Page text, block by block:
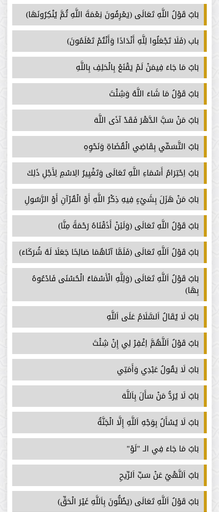
بَابٌ قَوْلُ اللَّهِ تَعَالَى (يَعْرِفُونَ نِعْمَةَ اللَّهِ ثُمَّ يُنْكِرُونَهَا)
باب (فَلَا تَجْعَلُوا لِلَّهِ أَنْدَادًا وَأَنْتُمْ تَعْلَمُونَ)
بَابٌ مَا جَاءَ فِيمَنْ لَمْ يَقْنَعْ بِالْحَلِفِ بِاللَّهِ
بَابٌ قَوْلُ مَا شَاءَ اللَّهُ وَشِئْتَ
بَابٌ مَنْ سَبَّ الدَّهْرَ فَقَدْ آذَى اللَّهَ
بَابٌ التَّسَمِّي بِقَاضِي الْقُضَاةِ وَنَحْوِهِ
بَابٌ اِحْتِرَامُ أَسْمَاءِ اللَّهِ تَعَالَى وَتَغْيِيرُ الِاسْمِ لِأَجْلِ ذَلِكَ
بَابٌ مَنْ هَزَلَ بِشَيْءٍ فِيهِ ذِكْرُ اللَّهِ أَوْ الْقُرْآنِ أَوْ الرَّسُولِ
بَابٌ قَوْلُ اللَّهِ تَعَالَى (وَلَئِنْ أَذَقْنَاهُ رَحْمَةً مِنَّا)
بَابٌ قَوْلُ اَللَّهِ تَعَالَى (فَلَمَّا آتَاهُمَا صَالِحًا جَعَلَا لَهُ شُرَكَاءَ)
بَابٌ قَوْلُ اَللَّهِ تَعَالَى (وَلِلَّهِ الْأَسْمَاءُ الْحُسْنَى فَادْعُوهُ
بِهَا)
بَابٌ لَا يُقَالُ اَلسَّلَامُ عَلَى اَللَّهِ
بَابٌ قَوْلُ اَللَّهُمَّ اِغْفِرْ لِي إِنْ شِئْتَ
بَابٌ لَا يَقُولُ عَبْدِي وَأَمَتِي
بَابٌ لَا يُرَدُّ مَنْ سَأَلَ بِاَللَّهَ
بَابٌ لَا يُسْأَلُ بِوَجْهِ اَللَّهِ إِلَّا الْجَنَّةُ
بَابٌ مَا جَاءَ فِي الـ "لَوْ"
بَابٌ اَلنَّهْيُ عَنْ سَبِّ اَلرِّيحِ
بَابٌ قَوْلُ اَللَّهِ تَعَالَى (يَظُنُّونَ بِاَللَّهِ غَيْرَ الْحَقِّ)